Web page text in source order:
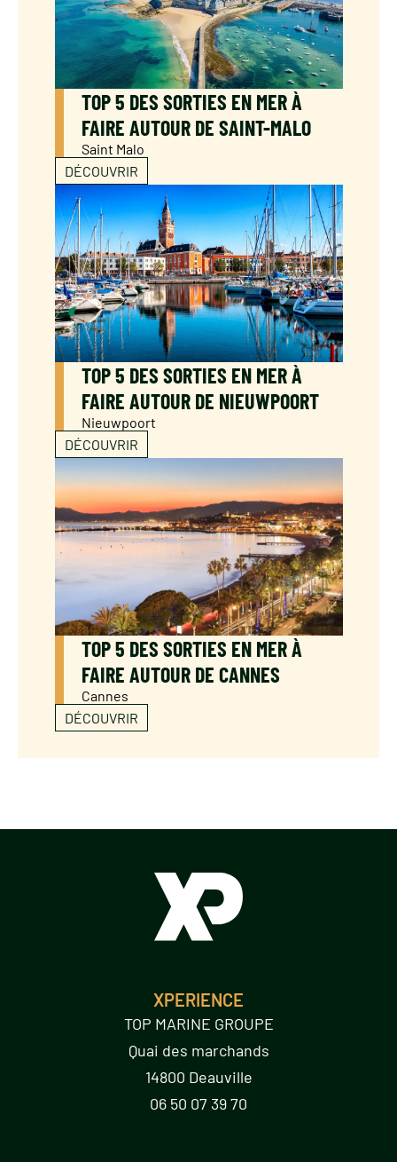
TOP 5 DES SORTIES EN MER À
FAIRE AUTOUR DE SAINT-MALO
Saint Malo
DÉCOUVRIR
TOP 5 DES SORTIES EN MER À
FAIRE AUTOUR DE NIEUWPOORT
Nieuwpoort
DÉCOUVRIR
TOP 5 DES SORTIES EN MER À
FAIRE AUTOUR DE CANNES
Cannes
DÉCOUVRIR
XPERIENCE
TOP MARINE GROUPE
Quai des marchands
14800 Deauville
06 50 07 39 70